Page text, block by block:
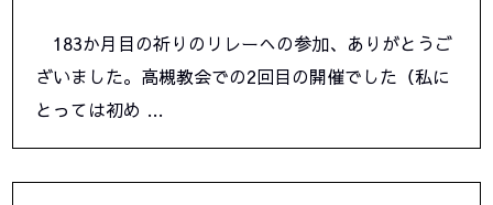
183か月目の祈りのリレーへの参加、ありがとうご
ざいました。高槻教会での2回目の開催でした（私に
とっては初め …